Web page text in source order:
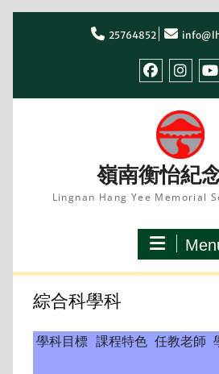
25764852
嶺南衡怡紀
Lingnan Hang Yee Memorial
綜合科學科
學科目標 課程特色 任教老師